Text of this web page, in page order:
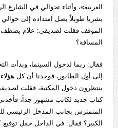
العربية»، وأثناء تجوالي في الشارع
بشريا طويلاً يصل امتداده إلى حوالي
الموقف فقلت لصديقي: علام يصطف
المسافة؟
فقال: ربما لدخول السينما، وبدأت
إلى أول الطابور، فوجدنا أن كل
ينتظرون دخول المكتبة، فقلت
كتاب جديد لكاتب مشهور جداً،
المتمترس بجانب المدخل الرئيسي
الكبير؟ فقال: في الداخل حفل